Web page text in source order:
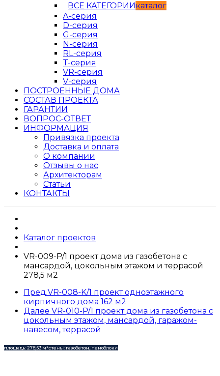
ВСЕ КАТЕГОРИИкaтaлог
A-серия
D-серия
G-серия
N-серия
RL-серия
T-серия
VR-серия
V-серия
ПОСТРОЕННЫЕ ДОМА
СОСТАВ ПРОЕКТА
ГАРАНТИИ
ВОПРОС-ОТВЕТ
ИНФОРМАЦИЯ
Привязка проекта
Доставка и оплата
О компании
Отзывы о нас
Архитекторам
Статьи
КОНТАКТЫ
Каталог проектов
VR-009-P/1 проект дома из газобетона с
мансардой, цокольным этажом и террасой
278,5 м2
Пред.VR-008-K/1 проект одноэтажного
кирпичного дома 162 м2
Далее VR-010-P/1 проект дома из газобетона с
цокольным этажом, мансардой, гаражом-
навесом, террасой
площадь: 278,53 м²стены: газобетон, пеноблоки